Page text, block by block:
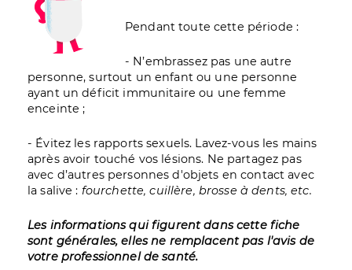
Pendant toute cette période :
- N’embrassez pas une autre
personne, surtout un enfant ou une personne
ayant un déficit immunitaire ou une femme
enceinte ;
- Évitez les rapports sexuels. Lavez-vous les mains
après avoir touché vos lésions. Ne partagez pas
avec d’autres personnes d'objets en contact avec
la salive : fourchette, cuillère, brosse à dents, etc.
Les informations qui figurent dans cette fiche
sont générales, elles ne remplacent pas l'avis de
votre professionnel de santé.